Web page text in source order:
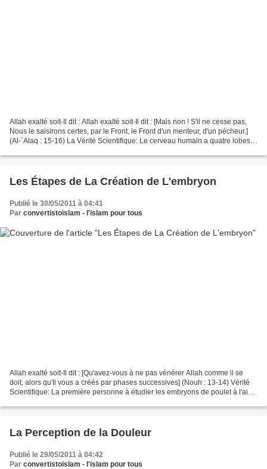
Allah exalté soit-Il dit : Allah exalté soit-Il dit : [Mais non ! S'il ne cesse pas,
Nous le saisirons certes, par le Front, le Front d'un menteur, d'un pécheur.]
(Al-`Alaq : 15-16) La Vérité Scientifique: Le cerveau humain a quatre lobes
Les Étapes de La Création de L'embryon
Publié le 30/05/2011 à 04:41
Par convertistoislam - l'islam pour tous
Allah exalté soit-Il dit : [Qu'avez-vous à ne pas vénérer Allah comme il se
doit, alors qu'Il vous a créés par phases successives] (Nouh : 13-14) Vérité
Scientifique: La première personne à étudier les embryons de poulet à l'aide
La Perception de la Douleur
Publié le 29/05/2011 à 04:42
Par convertistoislam - l'islam pour tous